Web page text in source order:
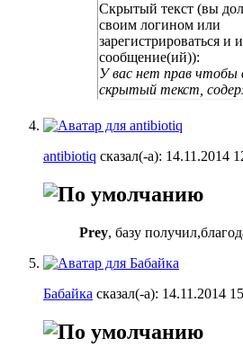
Скрытый текст (вы
своим логином или
зарегистрироваться и
сообщение(ий)):
У вас нет прав чтобы
скрытый текст,
antibiotiq сказал(-а): 14.11.2014
Prey, базу
Бабайка сказал(-а): 14.11.2014